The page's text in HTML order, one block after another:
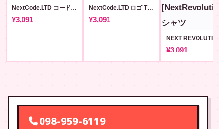
NextCode.LTD コードT (game-loop.js)
¥3,091
NextCode.LTD ロゴ Tシャツ (v12)
¥3,091
¥3,091
098-959-6119